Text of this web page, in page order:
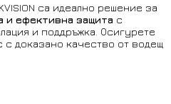
са идеално решение за
и ефективна защита с
и поддръжка. Осигурете
доказано качество от водещ